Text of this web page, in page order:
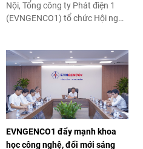
Nội, Tổng công ty Phát điện 1
(EVNGENCO1) tổ chức Hội nghị
Hải Đăng. Hội nghị đánh giá kết
quả thực hiện nhiệm vụ sản xuất
kinh doanh, đầu tư xây dựng
tháng 7 và 7 tháng đầu năm
2026, ghi nhận EVNGENCO1 đã
vượt qua giai đoạn cao điểm
mùa khô; đồng thời đề ra các
nhiệm vụ, giải pháp trọng tâm
EVNGENCO1 đẩy mạnh khoa
học công nghệ, đổi mới sáng